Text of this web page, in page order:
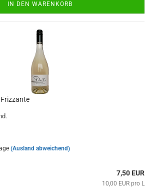
IN DEN WARENKORB
(Ausland abweichend)
7,50 EUR
10,00 EUR pro L